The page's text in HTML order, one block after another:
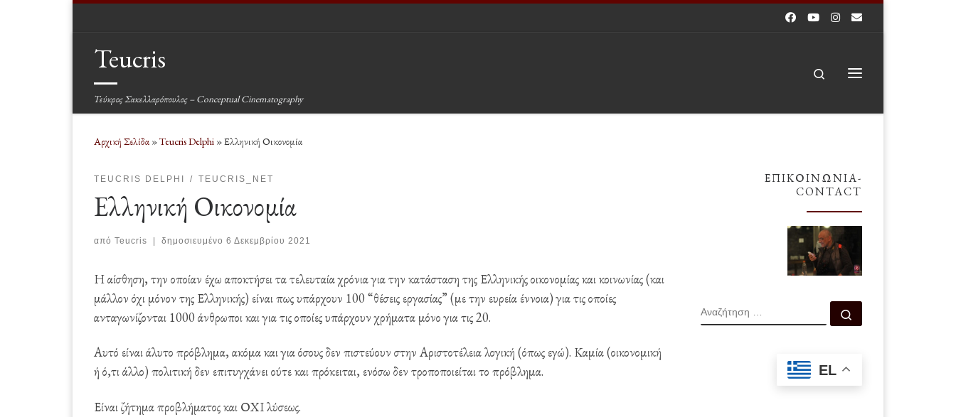
Teucris
Τεύκρος Σακελλαρόπουλος – Conceptual Cinematography
Search
Αρχική Σελίδα»Teucris Delphi »Ελληνική Οικονομία
TEUCRIS DELPHI TEUCRIS_NET
Ελληνική Οικονομία
από Teucris | δημοσιευμένο 6 Δεκεμβρίου 2021
Η αίσθηση, την οποίαν έχω αποκτήσει τα τελευταία χρόνια για την κατάσταση της Ελληνικής οικονομίας και κοινωνίας (και
μάλλον όχι μόνον της Ελληνικής) είναι πως υπάρχουν 100 “θέσεις εργασίας” (με την ευρεία έννοια) για τις οποίες
ανταγωνίζονται 1000 άνθρωποι και για τις οποίες υπάρχουν χρήματα μόνο για τις 20.
Αυτό είναι άλυτο πρόβλημα, ακόμα και για όσους δεν πιστεύουν στην Αριστοτέλεια λογική (όπως εγώ). Καμία (οικονομική
ή ό,τι άλλο) πολιτική δεν επιτυγχάνει ούτε και πρόκειται, ενόσω δεν τροποποιείται το πρόβλημα.
Είναι ζήτημα προβλήματος και ΟΧΙ λύσεως.
ΕΠΙΚΟΙΝΩΝΊΑ-
CONTACT
ΑΝΑΖΉΤΗΣΗ
EL